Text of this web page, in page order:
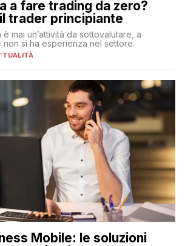
a fare trading da zero?
trader principiante
mai un’attività da sottovalutare, a
si ha esperienza nel settore.
Mobile: le soluzioni